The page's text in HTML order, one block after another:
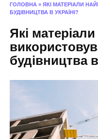
ГОЛОВНА » ЯКІ МАТЕРІАЛИ
БУДІВНИЦТВА В УКРАЇНІ?
Які
будівництва